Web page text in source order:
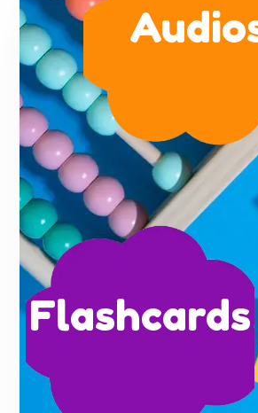
Flashcards